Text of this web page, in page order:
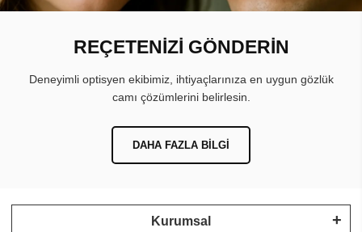
REÇETENİZİ GÖNDERİN
Deneyimli optisyen ekibimiz, ihtiyaçlarınıza en uygun gözlük
camı çözümlerini belirlesin.
DAHA FAZLA BILGI
Kurumsal